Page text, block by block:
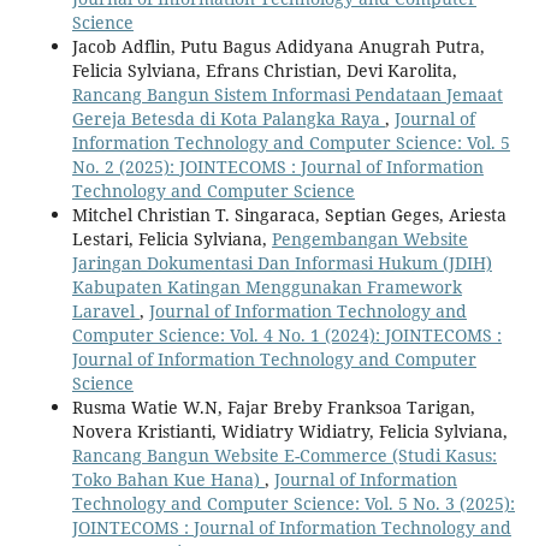
Science
Jacob Adflin, Putu Bagus Adidyana Anugrah Putra,
Felicia Sylviana, Efrans Christian, Devi Karolita,
Rancang Bangun Sistem Informasi Pendataan Jemaat
Gereja Betesda di Kota Palangka Raya , Journal of
Information Technology and Computer Science: Vol. 5
No. 2 (2025): JOINTECOMS : Journal of Information
Technology and Computer Science
Mitchel Christian T. Singaraca, Septian Geges, Ariesta
Lestari, Felicia Sylviana, Pengembangan Website
Jaringan Dokumentasi Dan Informasi Hukum (JDIH)
Kabupaten Katingan Menggunakan Framework
Laravel , Journal of Information Technology and
Computer Science: Vol. 4 No. 1 (2024): JOINTECOMS :
Journal of Information Technology and Computer
Science
Rusma Watie W.N, Fajar Breby Franksoa Tarigan,
Novera Kristianti, Widiatry Widiatry, Felicia Sylviana,
Rancang Bangun Website E-Commerce (Studi Kasus:
Toko Bahan Kue Hana) , Journal of Information
Technology and Computer Science: Vol. 5 No. 3 (2025):
JOINTECOMS : Journal of Information Technology and